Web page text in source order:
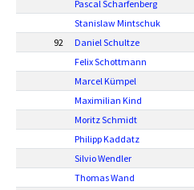
Pascal Scharfenberg
Stanislaw Mintschuk
92
Daniel Schultze
Felix Schottmann
Marcel Kümpel
Maximilian Kind
Moritz Schmidt
Philipp Kaddatz
Silvio Wendler
Thomas Wand